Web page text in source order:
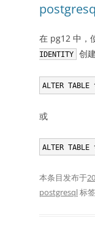
在 pg12 中，
IDENTITY
创
或
本条目发布于
postgresql标签